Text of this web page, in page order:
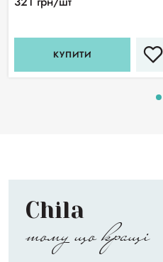
КУПИТИ
Chila
тому що кращі